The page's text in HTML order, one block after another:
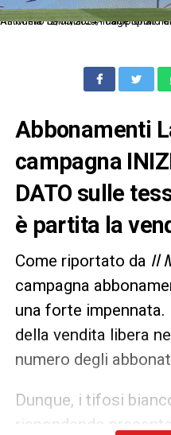
As Roma 12/05/2024 - campionato di calcio serie A / Lazio-Empoli / foto Antonello
Abbonamenti
campagna
DATO sulle
è partita la
Come riportato da Il
campagna
una forte impennata.
della vendita libera
numero degli
Dunque, i tifosi
rispondendo